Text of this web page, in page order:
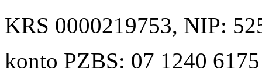
KRS 0000219753, NIP:
konto PZBS: 07 1240